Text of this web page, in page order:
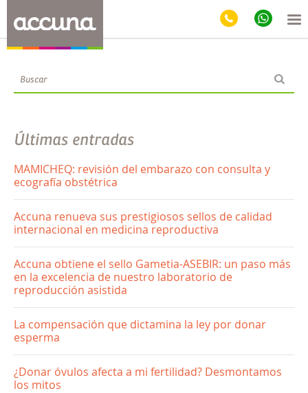
Blog
Últimas entradas
MAMICHEQ: revisión del embarazo con consulta y
ecografía obstétrica
Accuna renueva sus prestigiosos sellos de calidad
internacional en medicina reproductiva
Accuna obtiene el sello Gametia-ASEBIR: un paso más
en la excelencia de nuestro laboratorio de
reproducción asistida
La compensación que dictamina la ley por donar
esperma
¿Donar óvulos afecta a mi fertilidad? Desmontamos
los mitos